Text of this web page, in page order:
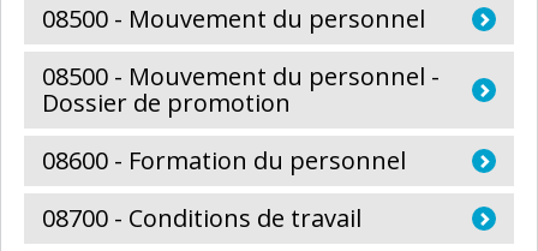
08500 - Mouvement du personnel
08500 - Mouvement du personnel -
Dossier de promotion
08600 - Formation du personnel
08700 - Conditions de travail